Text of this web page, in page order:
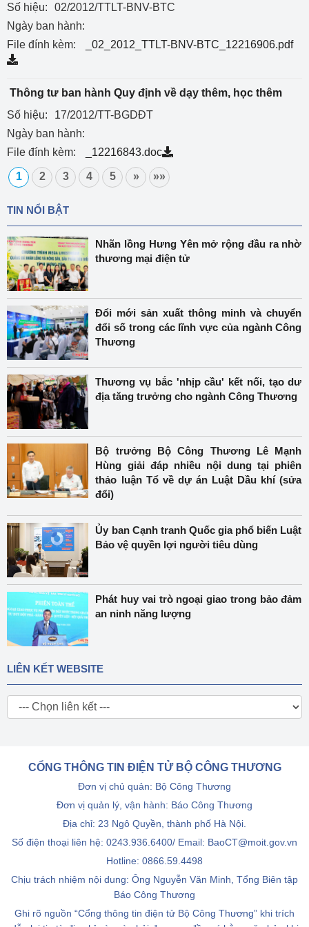
Số hiệu:
02/2012/TTLT-BNV-BTC
Ngày ban hành:
File đính kèm:
_02_2012_TTLT-BNV-BTC_12216906.pdf
Thông tư ban hành Quy định về dạy thêm, học thêm
Số hiệu:
17/2012/TT-BGDĐT
Ngày ban hành:
File đính kèm:
_12216843.doc
1 2 3 4 5 » »»
TIN NỔI BẬT
Nhãn lồng Hưng Yên mở rộng đầu ra nhờ
thương mại điện tử
Đổi mới sản xuất thông minh và chuyển
đổi số trong các lĩnh vực của ngành Công
Thương
Thương vụ bắc 'nhịp cầu' kết nối, tạo dư
địa tăng trưởng cho ngành Công Thương
Bộ trưởng Bộ Công Thương Lê Mạnh
Hùng giải đáp nhiều nội dung tại phiên
thảo luận Tổ về dự án Luật Dầu khí (sửa
đổi)
Ủy ban Cạnh tranh Quốc gia phổ biến Luật
Bảo vệ quyền lợi người tiêu dùng
Phát huy vai trò ngoại giao trong bảo đảm
an ninh năng lượng
LIÊN KẾT WEBSITE
CỔNG THÔNG TIN ĐIỆN TỬ BỘ CÔNG THƯƠNG
Đơn vị chủ quản: Bộ Công Thương
Đơn vị quản lý, vận hành: Báo Công Thương
Địa chỉ: 23 Ngô Quyền, thành phố Hà Nội.
Số điện thoại liên hệ: 0243.936.6400/ Email: BaoCT@moit.gov.vn
Hotline: 0866.59.4498
Chịu trách nhiệm nội dung: Ông Nguyễn Văn Minh, Tổng Biên tập
Báo Công Thương
Ghi rõ nguồn “Cổng thông tin điện tử Bộ Công Thương” khi trích